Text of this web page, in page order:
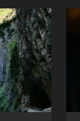
Whistleblowing